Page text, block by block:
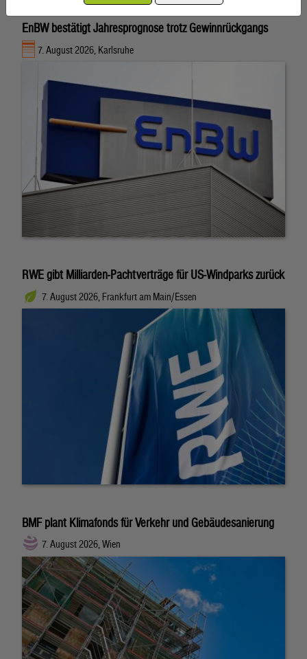
EnBW bestätigt Jahresprognose trotz Gewinnrückgangs
7. August 2026, Karlsruhe
RWE gibt Milliarden-Pachtverträge für US-Windparks zurück
7. August 2026, Frankfurt am Main/Essen
BMF plant Klimafonds für Verkehr und Gebäudesanierung
7. August 2026, Wien